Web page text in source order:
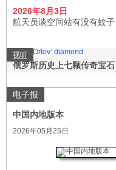
2026年8月3日
航天员谈空间站有没有蚊子
视听
俄罗斯历史上七颗传奇宝石
电子报
中国内地版本
2026年05月25日